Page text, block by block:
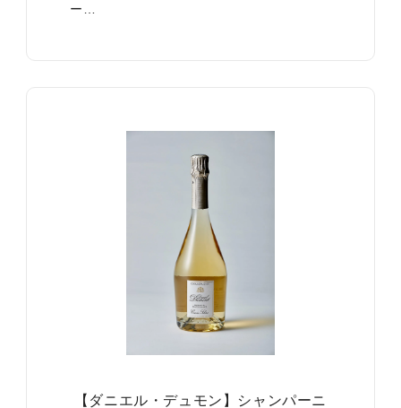
ー…
【ダニエル・デュモン】シャンパーニ